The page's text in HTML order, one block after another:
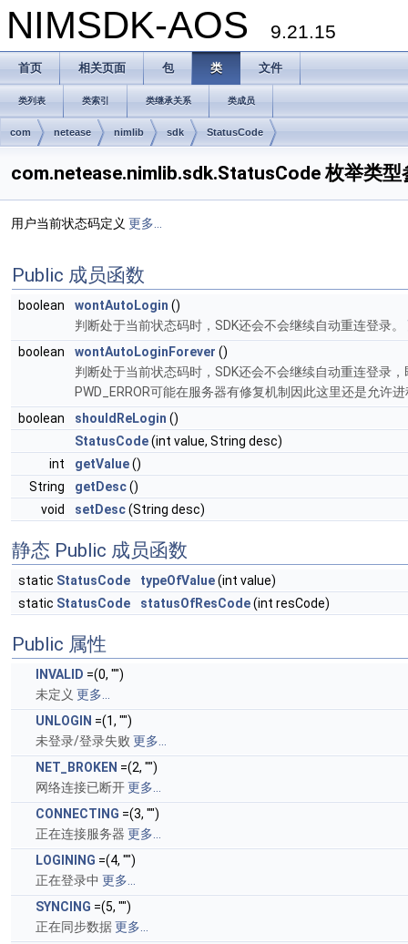
NIMSDK-AOS 9.21.15
首页 相关页面 包 类 文件
类列表 类索引 类继承关系 类成员
com netease nimlib sdk StatusCode
com.netease.nimlib.sdk.StatusCode 枚举类型
用户当前状态码定义 更多...
Public 成员函数
boolean wontAutoLogin ()
判断处于当前状态码时，SDK还会不会继续自动重连登录。
boolean
wontAutoLoginForever ()
判断处于当前状态码时，SDK还会不会继续自动重连登录
PWD_ERROR可能在服务器有修复机制因此这里还是允许
boolean
shouldReLogin ()
StatusCode(int value, String desc)
int
getValue()
String
getDesc()
void
setDesc(String desc)
静态 Public 成员函数
static StatusCode typeOfValue(int value)
static StatusCode statusOfResCode(int resCode)
Public 属性
INVALID =(0, "")
未定义 更多...
UNLOGIN =(1, "")
未登录/登录失败 更多...
NET_BROKEN =(2, "")
网络连接已断开更多...
CONNECTING =(3, "")
正在连接服务器 更多...
LOGINING =(4, "")
正在登录中 更多...
SYNCING =(5, "")
正在同步数据更多...